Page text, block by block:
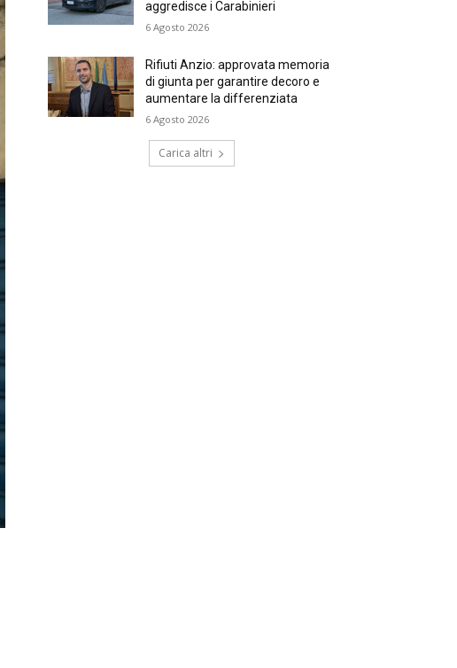
aggredisce i Carabinieri
6 Agosto 2026
Rifiuti Anzio: approvata memoria
di giunta per garantire decoro e
aumentare la differenziata
6 Agosto 2026
Carica altri